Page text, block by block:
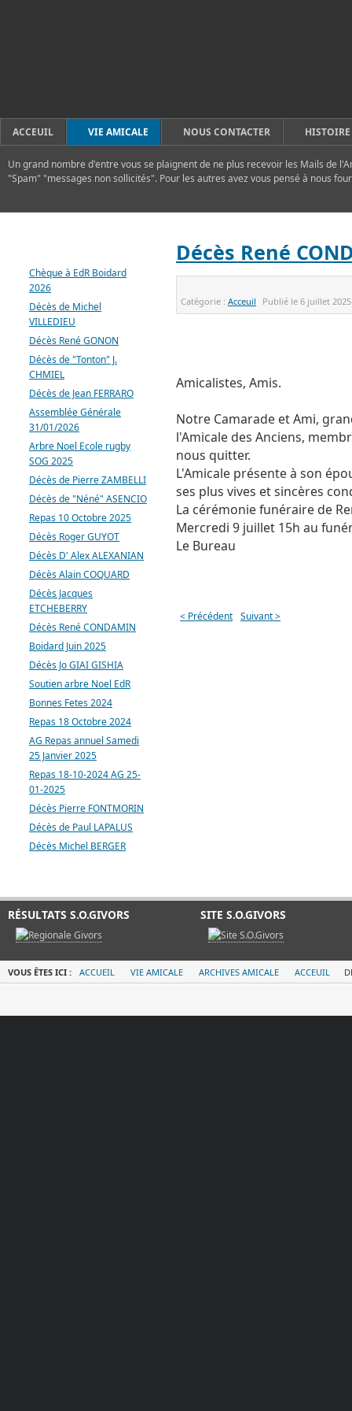
ACCEUIL VIE AMICALE NOUS CONTACTER
Un grand nombre d'entre vous se plaignent de ne plus recevoir les Mails de
"Spam" "messages non sollicités". Pour les autres avez vous pensé à nous
Décès René
Catégorie :Acceuil Publié le6 juillet 2025
Amicalistes, Amis.
Notre Camarade et Ami,
l'Amicale des Anciens,
nous quitter.
L'Amicale présente à son
ses plus vives et sincères
La cérémonie funéraire de
Mercredi 9 juillet 15h au
Le Bureau
< Précédent Suivant >
Chèque à EdR Boidard
2026
Décès de Michel
VILLEDIEU
Décès René GONON
Décès de "Tonton" J.
CHMIEL
Décès de Jean FERRARO
Assemblée Générale
31/01/2026
Arbre Noel Ecole rugby
SOG 2025
Décès de Pierre ZAMBELLI
Décès de "Néné" ASENCIO
Repas 10 Octobre 2025
Décès Roger GUYOT
Décès D' Alex ALEXANIAN
Décès Alain COQUARD
Décès Jacques
ETCHEBERRY
Décès René CONDAMIN
Boidard Juin 2025
Décès Jo GIAI GISHIA
Soutien arbre Noel EdR
Bonnes Fetes 2024
Repas 18 Octobre 2024
AG Repas annuel Samedi
25 Janvier 2025
Repas 18-10-2024 AG 25-
01-2025
Décès Pierre FONTMORIN
Décès de Paul LAPALUS
Décès Michel BERGER
RÉSULTATS S.O.GIVORS SITE S.O.GIVORS
VOUS ÊTES ICI : ACCUEIL VIE AMICALE ARCHIVES AMICALE ACCEUIL